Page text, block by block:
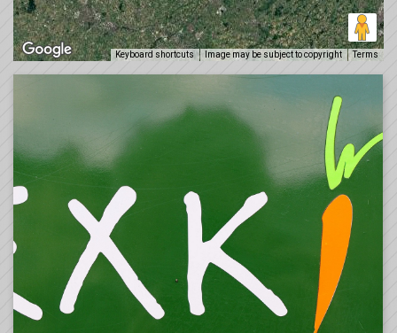
Keyboard shortcuts Image may be subject to copyright Terms